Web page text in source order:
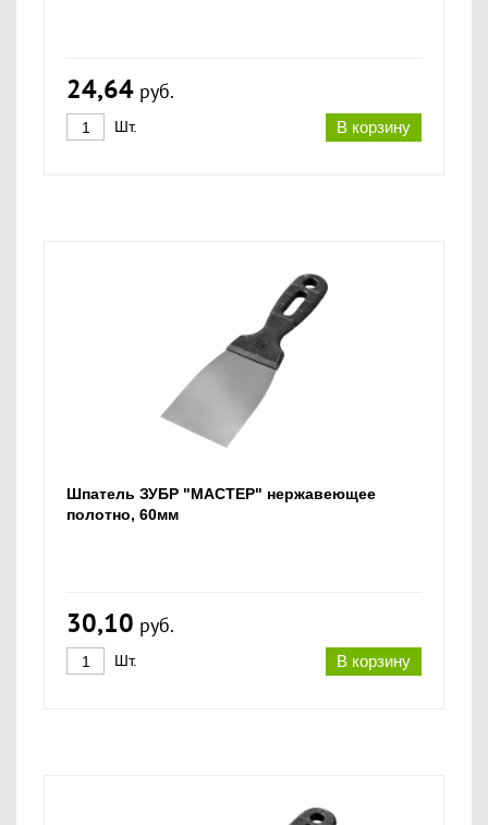
24,64 руб.
В корзину
Шт.
Шпатель ЗУБР "МАСТЕР" нержавеющее
полотно, 60мм
30,10 руб.
В корзину
Шт.